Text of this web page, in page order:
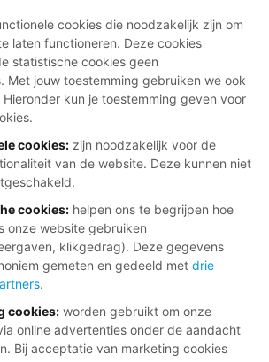
cookies die noodzakelijk zijn om
laten functioneren. Deze cookies
statistische cookies geen
Met jouw toestemming gebruiken we ook
kun je toestemming geven voor
cookies: zijn noodzakelijk voor de
van de website. Deze kunnen niet
cookies: helpen ons te begrijpen hoe
onze website gebruiken
klikgedrag). Deze gegevens
gemeten en gedeeld met drie
.
cookies: worden gebruikt om onze
online advertenties onder de aandacht
Bij acceptatie van marketing cookies